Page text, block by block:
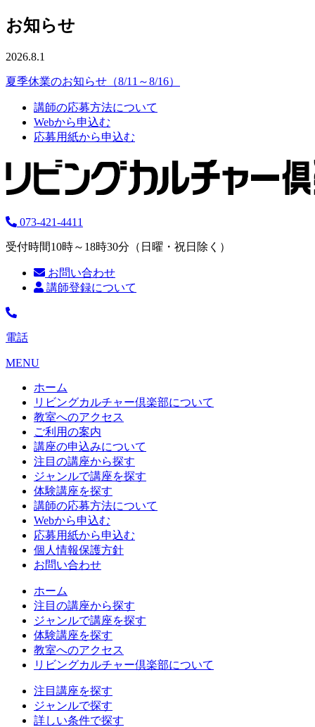
お知らせ
2026.8.1
夏季休業のお知らせ（8/11～8/16）
講師の応募方法について
Webから申込む
応募用紙から申込む
073-421-4411
受付時間10時～18時30分（日曜・祝日除く）
お問い合わせ
講師登録について
電話
MENU
ホーム
リビングカルチャー倶楽部について
教室へのアクセス
ご利用の案内
講座の申込みについて
注目の講座から探す
ジャンルで講座を探す
体験講座を探す
講師の応募方法について
Webから申込む
応募用紙から申込む
個人情報保護方針
お問い合わせ
ホーム
注目の講座から探す
ジャンルで講座を探す
体験講座を探す
教室へのアクセス
リビングカルチャー倶楽部について
注目講座を探す
ジャンルで探す
詳しい条件で探す